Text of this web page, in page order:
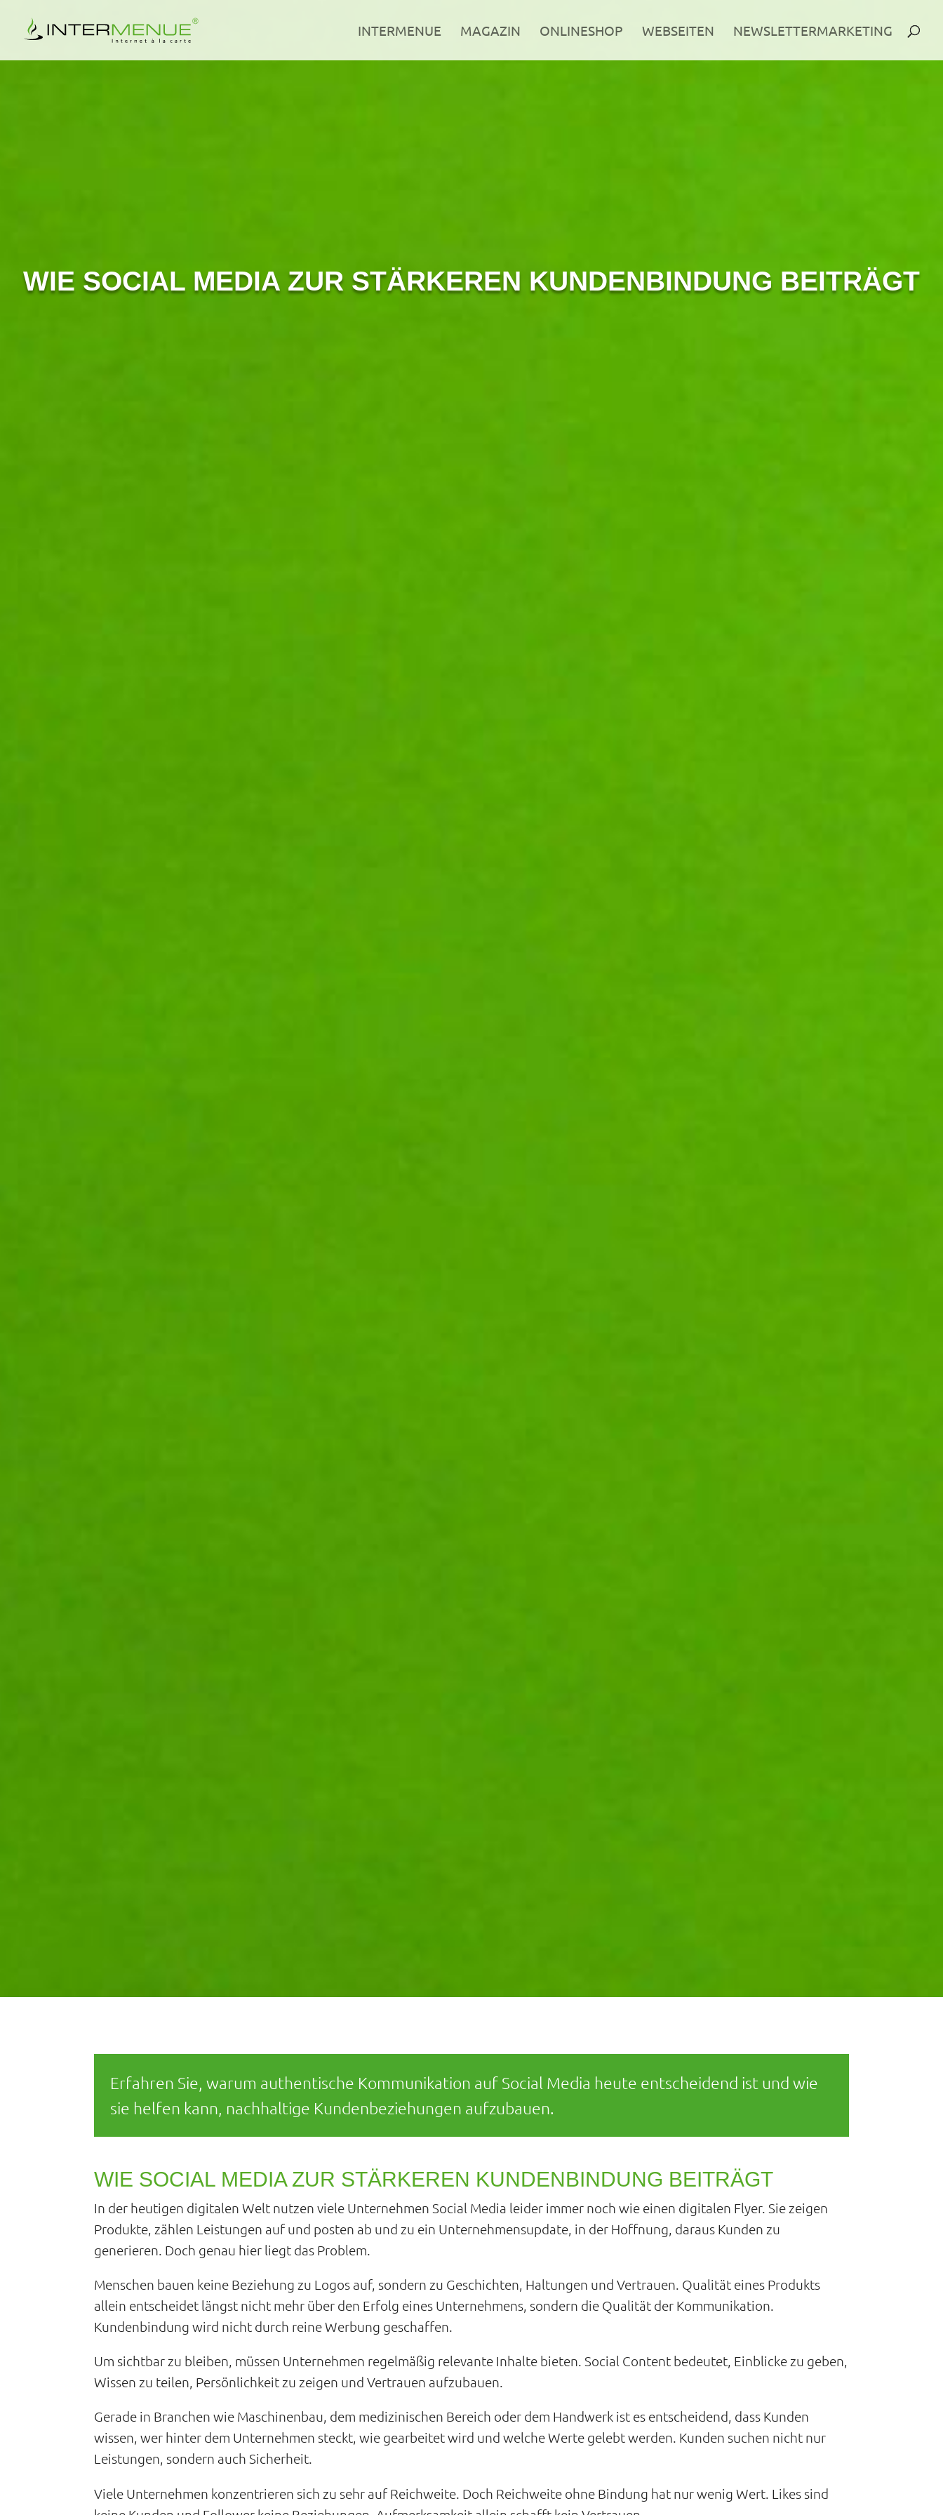
INTERMENUE MAGAZIN ONLINESHOP WEBSEITEN NEWSLETTERMARKETING
WIE SOCIAL MEDIA ZUR STÄRKEREN KUNDENBINDUNG BEITRÄGT
Erfahren Sie, warum authentische Kommunikation auf Social Media heute entscheidend ist und wie
sie helfen kann, nachhaltige Kundenbeziehungen aufzubauen.
WIE SOCIAL MEDIA ZUR STÄRKEREN KUNDENBINDUNG BEITRÄGT
In der heutigen digitalen Welt nutzen viele Unternehmen Social Media leider immer noch wie einen digitalen Flyer. Sie zeigen
Produkte, zählen Leistungen auf und posten ab und zu ein Unternehmensupdate, in der Hoffnung, daraus Kunden zu
generieren. Doch genau hier liegt das Problem.
Menschen bauen keine Beziehung zu Logos auf, sondern zu Geschichten, Haltungen und Vertrauen. Qualität eines Produkts
allein entscheidet längst nicht mehr über den Erfolg eines Unternehmens, sondern die Qualität der Kommunikation.
Kundenbindung wird nicht durch reine Werbung geschaffen.
Um sichtbar zu bleiben, müssen Unternehmen regelmäßig relevante Inhalte bieten. Social Content bedeutet, Einblicke zu geben,
Wissen zu teilen, Persönlichkeit zu zeigen und Vertrauen aufzubauen.
Gerade in Branchen wie Maschinenbau, dem medizinischen Bereich oder dem Handwerk ist es entscheidend, dass Kunden
wissen, wer hinter dem Unternehmen steckt, wie gearbeitet wird und welche Werte gelebt werden. Kunden suchen nicht nur
Leistungen, sondern auch Sicherheit.
Viele Unternehmen konzentrieren sich zu sehr auf Reichweite. Doch Reichweite ohne Bindung hat nur wenig Wert. Likes sind